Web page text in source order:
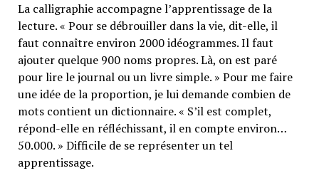
La calligraphie accompagne l’apprentissage de la
lecture. « Pour se débrouiller dans la vie, dit-elle, il
faut connaître environ 2000 idéogrammes. Il faut
ajouter quelque 900 noms propres. Là, on est paré
pour lire le journal ou un livre simple. » Pour me faire
une idée de la proportion, je lui demande combien de
mots contient un dictionnaire. « S’il est complet,
répond-elle en réfléchissant, il en compte environ…
50.000. » Difficile de se représenter un tel
apprentissage.